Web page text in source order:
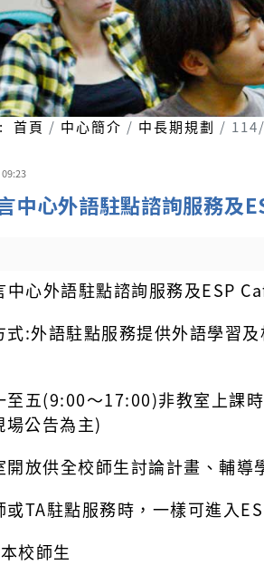
首頁 中心簡介 中長期規劃
中心外語駐點諮詢服務及
中心外語駐點諮詢服務及ESP
式:外語駐點服務提供外語學習
至五(9:00～17:00)非教室上課
公告為主)
開放供全校師生討論計畫、輔
或TA駐點服務時，一樣可進入
校師生